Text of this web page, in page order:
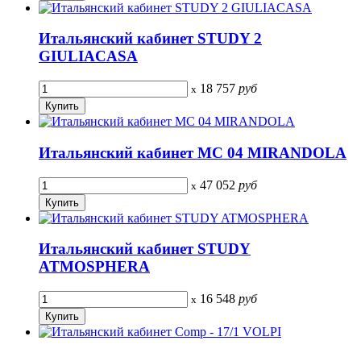
Итальянский кабинет STUDY 2
GIULIACASA
x 18 757 руб
Итальянский кабинет MC 04 MIRANDOLA
x 47 052 руб
Итальянский кабинет STUDY
ATMOSPHERA
x 16 548 руб